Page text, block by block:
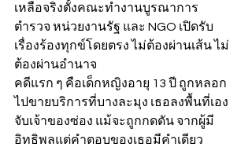
เหลือจริงตั้งคณะทำงานบูรณาการ
ตำรวจ หน่วยงานรัฐ และ NGO เปิดรับ
เรื่องร้องทุกข์โดยตรง ไม่ต้องผ่านเส้น ไม่
ต้องผ่านอำนาจ
คดีแรก ๆ คือเด็กหญิงอายุ 13 ปี ถูกหลอก
ไปขายบริการที่บางละมุง เธอลงพื้นที่เอง
จับเจ้าของซ่อง แม้จะถูกกดดัน จากผู้มี
อิทธิพลแต่คำตอบของเธอมีคำเดียว